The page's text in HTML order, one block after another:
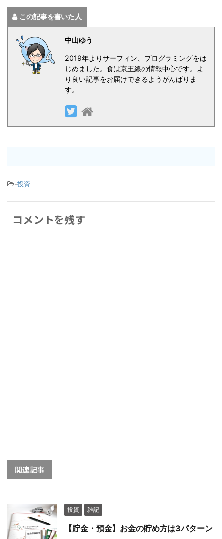
この記事を書いた人
中山ゆう
2019年よりサーフィン、プログラミングをは
じめました。食は京王線の情報中心です。よ
り良い記事をお届けできるようがんばりま
す。
-投資
コメントを残す
関連記事
投資 雑記
【貯金・預金】お金の貯め方は3パターン